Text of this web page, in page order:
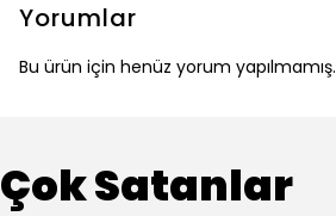
Yorumlar
Bu ürün için henüz yorum yapılmamış.
Çok Satanlar